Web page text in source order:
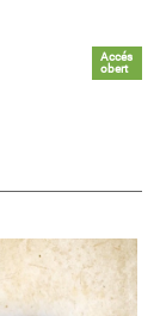
Accés
obert